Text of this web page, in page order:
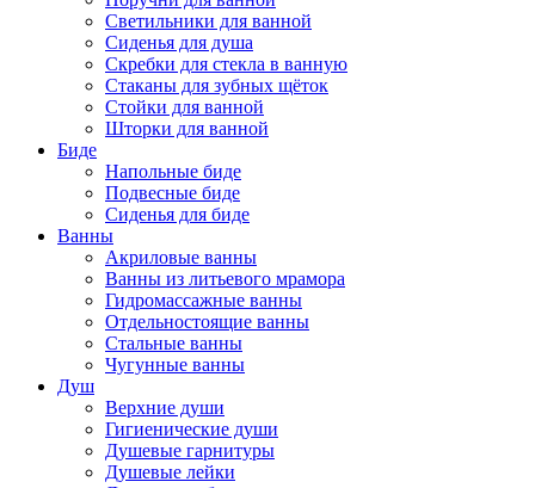
Светильники для ванной
Сиденья для душа
Скребки для стекла в ванную
Стаканы для зубных щёток
Стойки для ванной
Шторки для ванной
Биде
Напольные биде
Подвесные биде
Сиденья для биде
Ванны
Акриловые ванны
Ванны из литьевого мрамора
Гидромассажные ванны
Отдельностоящие ванны
Стальные ванны
Чугунные ванны
Душ
Верхние души
Гигиенические души
Душевые гарнитуры
Душевые лейки